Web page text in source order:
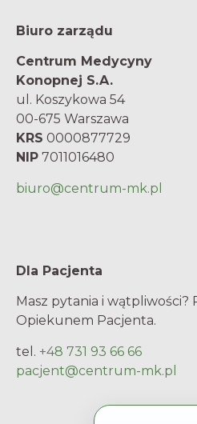
Biuro zarządu
Centrum Medycyny
Konopnej S.A.
ul. Koszykowa 54
00-675 Warszawa
KRS 0000877729
NIP 7011016480
biuro@centrum-mk.pl
Dla Pacjenta
Masz pytania i wątpliwości?
Opiekunem Pacjenta.
tel. +48 731 93 66 66
pacjent@centrum-mk.pl